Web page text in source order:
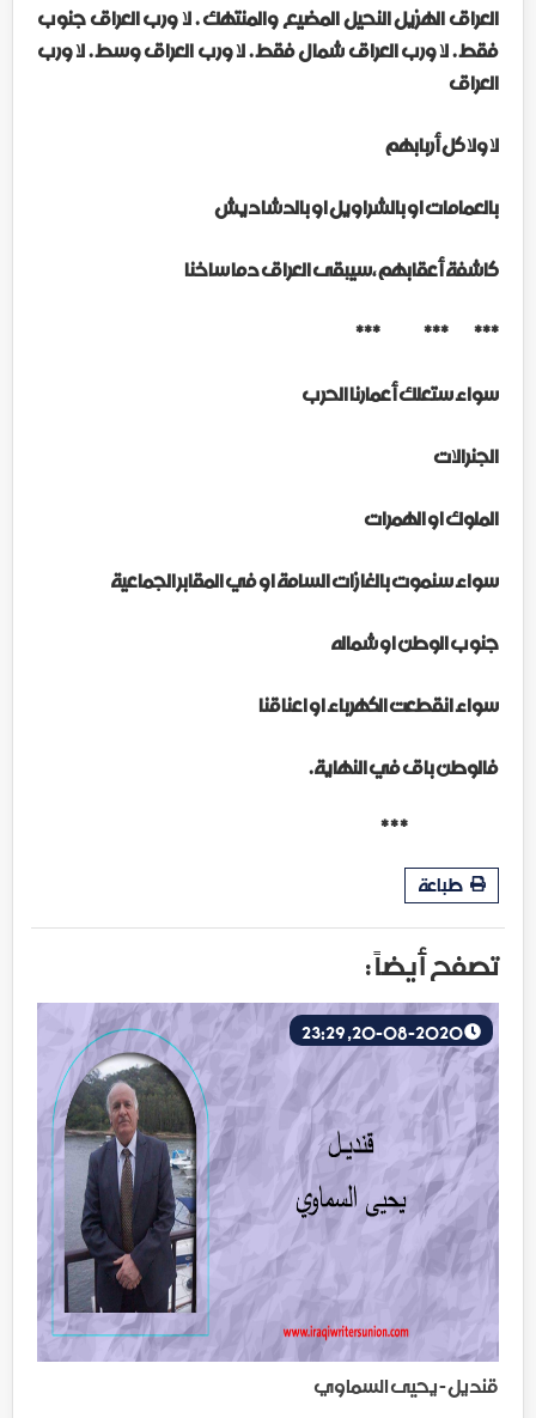
العراق الهزيل النحيل المضيع والمنتهك . لا ورب العراق جنوب
فقط . لا ورب العراق شمال فقط . لا ورب العراق وسط . لا ورب
العراق
لا ولا كل أربابهم
بالعمامات او بالشراويل او بالدشاديش
كاشفة أعقابهم ،سيبقى العراق دما ساخنا
*** *** ***
سواء ستعلك أعمارنا الحرب
الجنرالات
الملوك او الهمرات
سواء سنموت بالغازات السامة او في المقابر الجماعية
جنوب الوطن او شماله
سواء انقطعت الكهرباء او اعناقنا
فالوطن باق في النهاية.
* * *
طباعة
تصفح أيضاً :
قنديل - يحيى السماوي